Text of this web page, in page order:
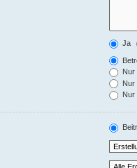
Ja
Nur
Nur
Nur